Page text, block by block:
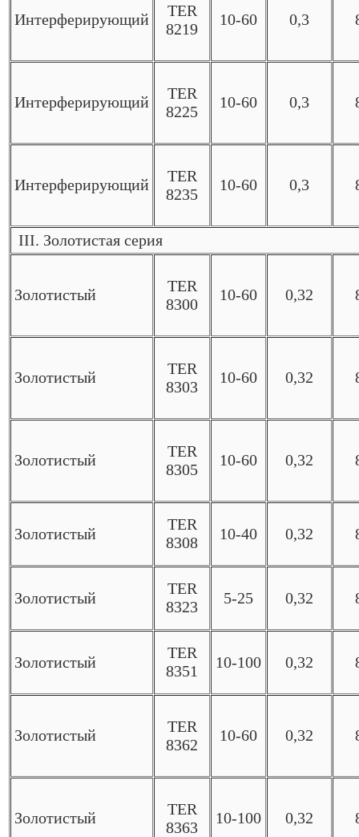
Интерферирующий
TER
8219
10-60 0,3
Интерферирующий
TER
8225
10-60 0,3
Интерферирующий
TER
8235
10-60 0,3
III. Золотистая серия
Золотистый
TER
8300
10-60 0,32
Золотистый
TER
8303
10-60 0,32
Золотистый
TER
8305
10-60 0,32
Золотистый
TER
8308
10-40 0,32
Золотистый
TER
8323
5-25 0,32
Золотистый
TER
8351
10-100 0,32
Золотистый
TER
8362
10-60 0,32
Золотистый
TER
8363
10-100 0,32